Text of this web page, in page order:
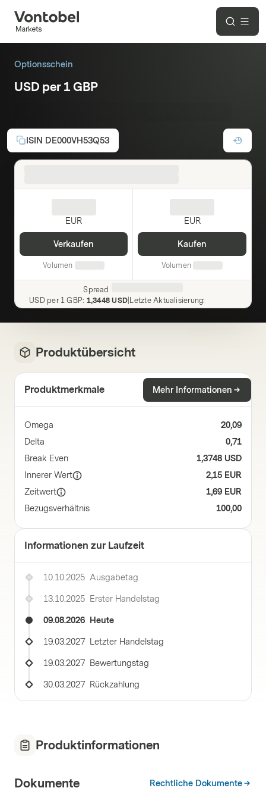
Optionsschein
USD per 1 GBP
ISIN DE000VH53Q53
EUR
Verkaufen
Volumen
EUR
Kaufen
Volumen
Spread
USD per 1 GBP: 1,3448 USD Letzte Aktualisierung:
Produktübersicht
Produktmerkmale Mehr Informationen
Omega
20,09
Delta
0,71
Break Even
1,3748 USD
Innerer Wert
2,15 EUR
Zeitwert
1,69 EUR
Bezugsverhältnis
100,00
Informationen zur Laufzeit
10.10.2025 Ausgabetag
13.10.2025 Erster Handelstag
09.08.2026 Heute
19.03.2027 Letzter Handelstag
19.03.2027 Bewertungstag
30.03.2027 Rückzahlung
Produktinformationen
Dokumente Rechtliche Dokumente